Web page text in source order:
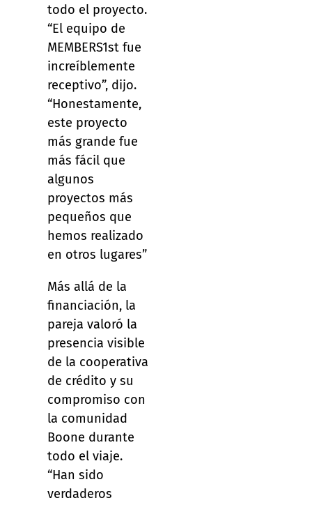
todo el proyecto.
“El equipo de
MEMBERS1st fue
increíblemente
receptivo”, dijo.
“Honestamente,
este proyecto
más grande fue
más fácil que
algunos
proyectos más
pequeños que
hemos realizado
en otros lugares”
Más allá de la
financiación, la
pareja valoró la
presencia visible
de la cooperativa
de crédito y su
compromiso con
la comunidad
Boone durante
todo el viaje.
“Han sido
verdaderos